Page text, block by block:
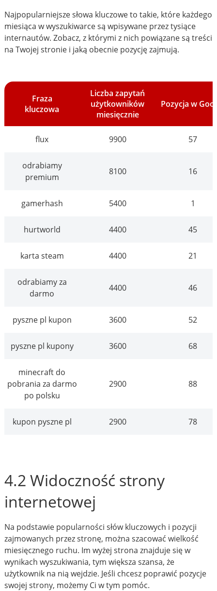
Najpopularniejsze słowa kluczowe to takie, które każdego
miesiąca w wyszukiwarce są wpisywane przez tysiące
internautów. Zobacz, z którymi z nich powiązane są treści
na Twojej stronie i jaką obecnie pozycję zajmują.
Fraza
kluczowa
Liczba zapytań
użytkowników
miesięcznie
Pozycja w
flux 9900 57
odrabiamy
premium
8100 16
gamerhash 5400 1
hurtworld 4400 45
karta steam 4400 21
odrabiamy za
darmo
4400 46
pyszne pl kupon 3600 52
pyszne pl kupony 3600 68
minecraft do
pobrania za darmo
po polsku
2900 88
kupon pyszne pl 2900 78
4.2 Widoczność strony
internetowej
Na podstawie popularności słów kluczowych i pozycji
zajmowanych przez stronę, można szacować wielkość
miesięcznego ruchu. Im wyżej strona znajduje się w
wynikach wyszukiwania, tym większa szansa, że
użytkownik na nią wejdzie. Jeśli chcesz poprawić pozycje
swojej strony, możemy Ci w tym pomóc.